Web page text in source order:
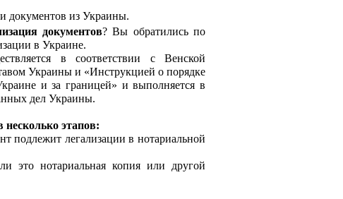
документов из Украины.
документов? Вы обратились по
в Украине.
в соответствии с Венской
Украины и «Инструкцией о порядке
и за границей» и выполняется в
дел Украины.
несколько этапов:
подлежит легализации в нотариальной
это нотариальная копия или другой